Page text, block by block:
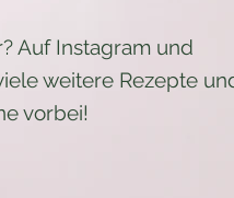
Auf Instagram und
weitere Rezepte
vorbei!